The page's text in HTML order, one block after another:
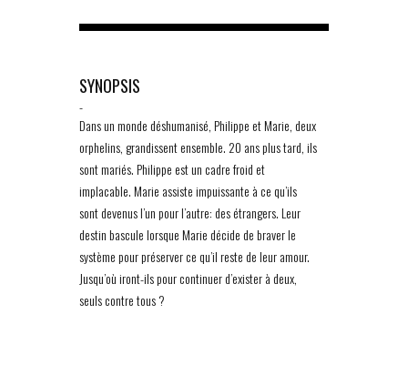
SYNOPSIS
-
Dans un monde déshumanisé, Philippe et Marie, deux
orphelins, grandissent ensemble. 20 ans plus tard, ils
sont mariés. Philippe est un cadre froid et
implacable. Marie assiste impuissante à ce qu’ils
sont devenus l’un pour l’autre: des étrangers. Leur
destin bascule lorsque Marie décide de braver le
système pour préserver ce qu’il reste de leur amour.
Jusqu’où iront-ils pour continuer d’exister à deux,
seuls contre tous ?